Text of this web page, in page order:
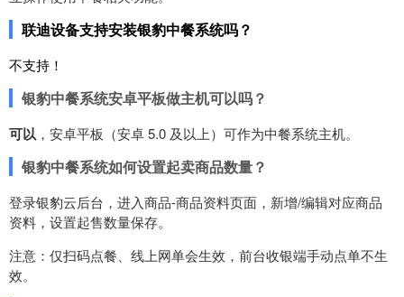
联迪设备支持安装银豹中餐系统吗？
不支持！
银豹中餐系统安卓平板做主机可以吗？
可以 ，安卓平板（安卓 5.0 及以上）可作为中餐系统主机。
银豹中餐系统如何设置起卖商品数量？
登录银豹云后台，进入商品-商品资料页面，新增/编辑对应商品
资料，设置起售数量保存。
注意：仅扫码点餐、线上网单会生效，前台收银端手动点单不生
效。